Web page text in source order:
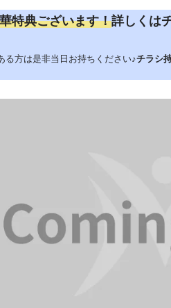
特典ございます！詳しくは
る方は是非当日お持ちください♪チラシ